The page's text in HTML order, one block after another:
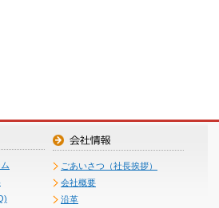
ごあいさつ（社長挨拶）
会社概要
沿革